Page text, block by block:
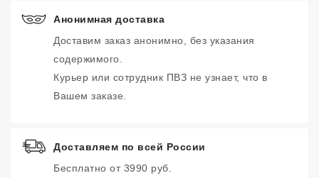
Анонимная доставка
Доставим заказ анонимно, без указания
содержимого.
Курьер или сотрудник ПВЗ не узнает, что в
Вашем заказе.
Доставляем по всей России
Бесплатно от 3990 руб.